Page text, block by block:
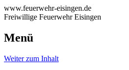
www.feuerwehr-eisingen.de
Freiwillige Feuerwehr Eisingen
Menü
Weiter zum Inhalt